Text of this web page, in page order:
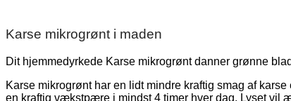
Karse mikrogrønt i maden
Dit hjemmedyrkede Karse mikrogrønt danner grønne
Karse mikrogrønt har en lidt mindre kraftig smag af
en kraftig vækstpære i mindst 4 timer hver dag. Lyset vil